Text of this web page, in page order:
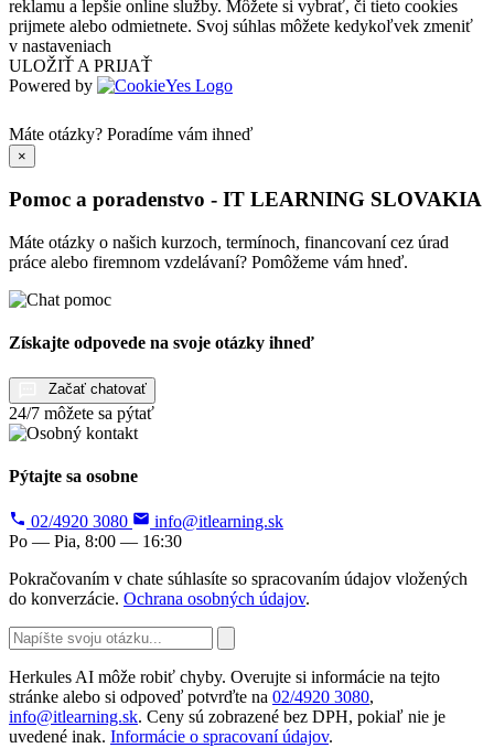
reklamu a lepšie online služby. Môžete si vybrať, či tieto cookies
prijmete alebo odmietnete. Svoj súhlas môžete kedykoľvek zmeniť
v nastaveniach
ULOŽIŤ A PRIJAŤ
Powered by
Máte otázky? Poradíme vám ihneď
×
Pomoc a poradenstvo - IT LEARNING SLOVAKIA
Máte otázky o našich kurzoch, termínoch, financovaní cez úrad
práce alebo firemnom vzdelávaní? Pomôžeme vám hneď.
Získajte odpovede na svoje otázky ihneď
Začať chatovať
24/7 môžete sa pýtať
Pýtajte sa osobne
02/4920 3080
info@itlearning.sk
Po — Pia, 8:00 — 16:30
Pokračovaním v chate súhlasíte so spracovaním údajov vložených
do konverzácie. Ochrana osobných údajov.
Herkules AI môže robiť chyby. Overujte si informácie na tejto
stránke alebo si odpoveď potvrďte na 02/4920 3080,
info@itlearning.sk. Ceny sú zobrazené bez DPH, pokiaľ nie je
uvedené inak. Informácie o spracovaní údajov.